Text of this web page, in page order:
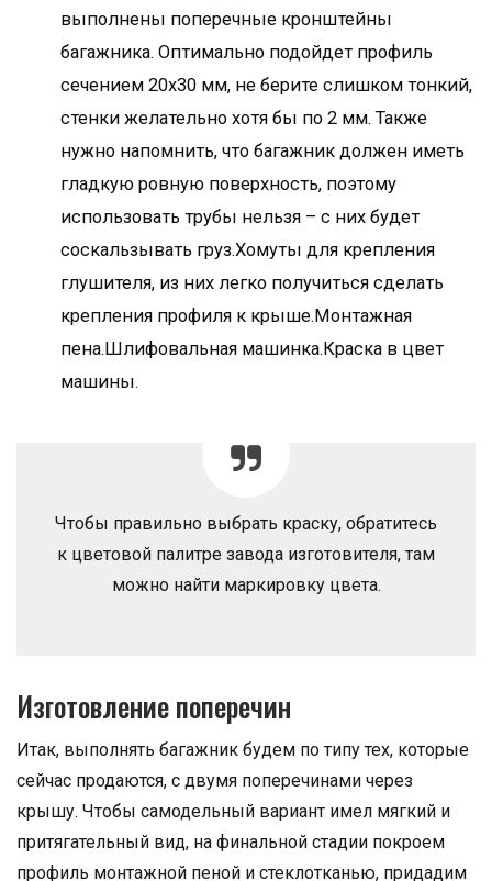
выполнены поперечные кронштейны
багажника. Оптимально подойдет профиль
сечением 20х30 мм, не берите слишком тонкий,
стенки желательно хотя бы по 2 мм. Также
нужно напомнить, что багажник должен иметь
гладкую ровную поверхность, поэтому
использовать трубы нельзя – с них будет
соскальзывать груз.Хомуты для крепления
глушителя, из них легко получиться сделать
крепления профиля к крыше.Монтажная
пена.Шлифовальная машинка.Краска в цвет
машины.
Чтобы правильно выбрать краску, обратитесь
к цветовой палитре завода изготовителя, там
можно найти маркировку цвета.
Изготовление поперечин
Итак, выполнять багажник будем по типу тех, которые
сейчас продаются, с двумя поперечинами через
крышу. Чтобы самодельный вариант имел мягкий и
притягательный вид, на финальной стадии покроем
профиль монтажной пеной и стеклотканью, придадим